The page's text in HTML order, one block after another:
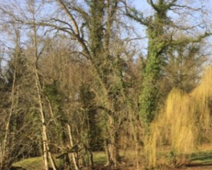
STAGE EN ARDÈCHE 14
au 20 AOÛT 2022 –
EXISTENCE
STAGE VALREAS LE
FABRIGE
TEMOIGNAGES